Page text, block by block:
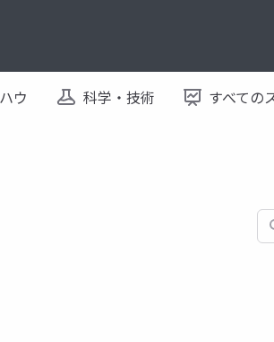
ウ 科学・技術 すべての
検